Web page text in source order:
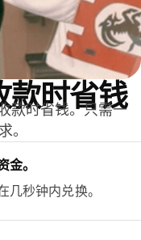
款时省钱
款时省钱。只需一
。
金。
秒钟内兑换。